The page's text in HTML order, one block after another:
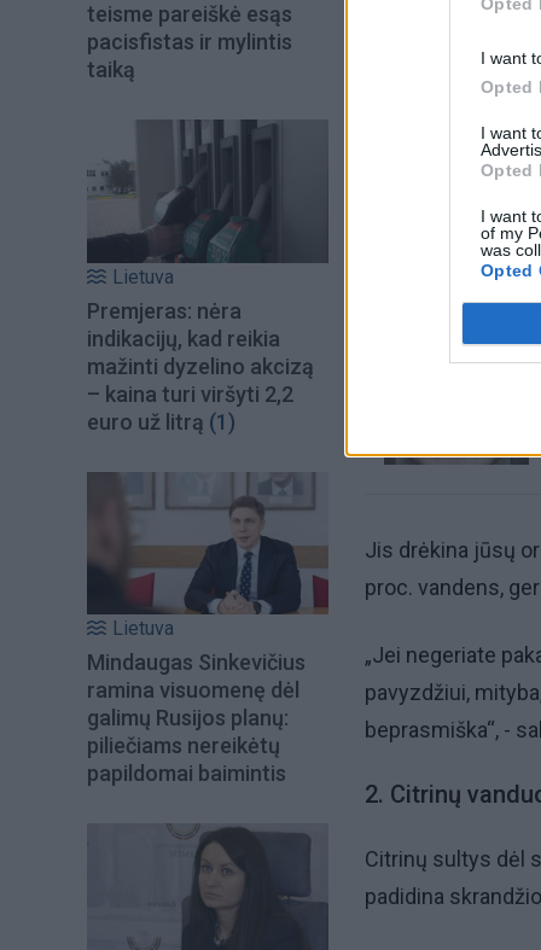
I want
Opted
I want
Opted
I want
of my
was
Opted
teisme pareiškė esąs
pacisfistas ir mylintis
taiką
Lietuva
Premjeras: nėra
indikacijų, kad reikia
mažinti dyzelino akcizą
– kaina turi viršyti 2,2
euro už litrą (1)
Lietuva
Mindaugas Sinkevičius
ramina visuomenę dėl
galimų Rusijos planų:
piliečiams nereikėtų
papildomai baimintis
Šiuo metu
Jis drėkina jūsų
proc. vandens,
„Jei negeriate
pavyzdžiui,
beprasmiška“, -
2. Citrinų
Citrinų sultys dėl
padidina